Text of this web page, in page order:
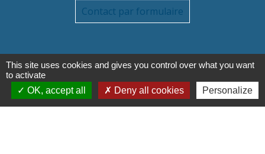
Contact par formulaire
Liens
This site uses cookies and gives you control over what you want
to activate
OK, accept all
Deny all cookies Personalize